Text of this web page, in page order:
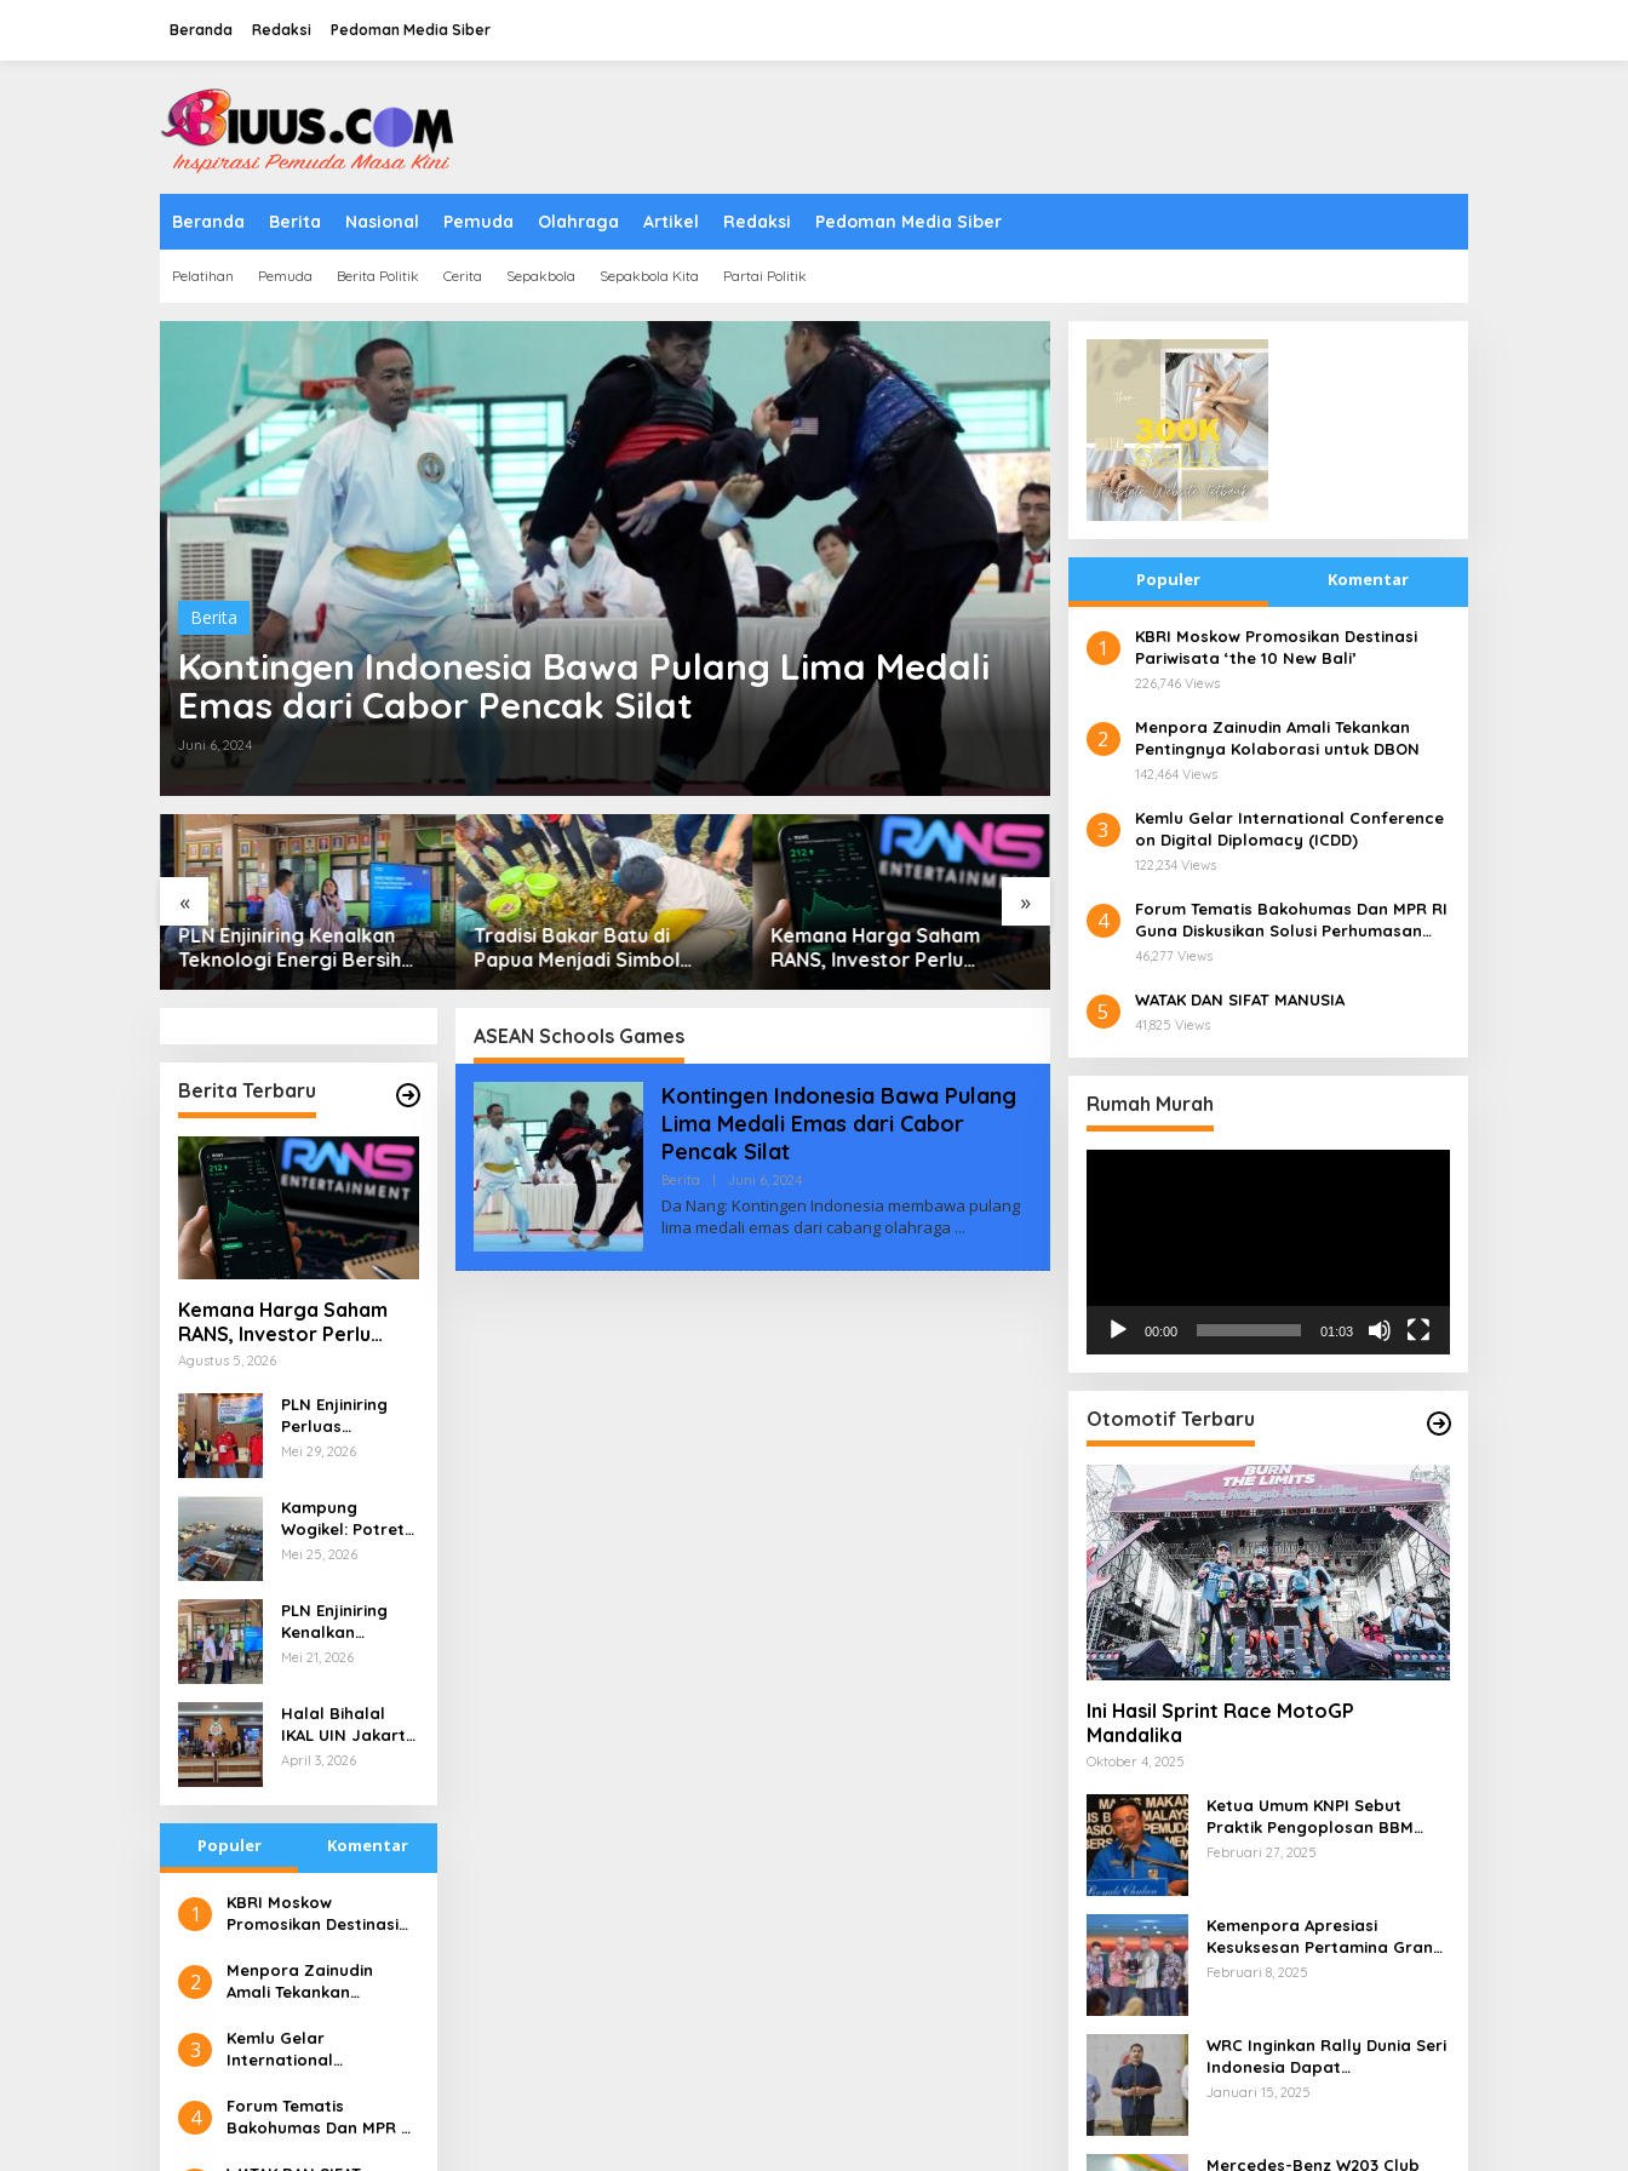
Beranda Redaksi Pedoman Media Siber
Beranda Berita Nasional Pemuda Olahraga Artikel Redaksi Pedoman Media Siber
Pelatihan Pemuda Berita Politik Cerita Sepakbola Sepakbola Kita Partai Politik
Berita
Kontingen Indonesia Bawa Pulang Lima Medali
Emas dari Cabor Pencak Silat
Juni 6, 2024
« »
PLN Enjiniring Kenalkan
Teknologi Energi Bersih
kepada Pelajar Jakarta
Tradisi Bakar Batu di
Papua Menjadi Simbol
Perdamaian
Kemana Harga Saham
RANS, Investor Perlu
Cermati Fundamental dan
PLN Enjiniring Perluas
Wawasan Siswa SMK
Perubahan Iklim
Kampung Wogikel: Potret
Berita Terbaru
Kemana Harga Saham
RANS, Investor Perlu
Cermati Fundamental
Spekulasi Berlebihan
Agustus 5, 2026
PLN Enjiniring
Perluas
Wawasan Siswa
Perubahan Iklim
Mei 29, 2026
Kampung
Wogikel: Potret
Kehidupan
yang Bertahan
di Tengah
Keterbatasan
Mei 25, 2026
PLN Enjiniring
Kenalkan
Teknologi Energi
Mei 21, 2026
Halal Bihalal
IKAL UIN Jakarta
NTB, Alumni UIN
April 3, 2026
Populer Komentar
1
​KBRI Moskow
Promosikan Destinasi
Bali’
2
​Menpora Zainudin
Amali Tekankan
untuk DBON
3
​Kemlu Gelar
International
Diplomacy (ICDD)
4
Forum Tematis
Bakohumas Dan MPR RI
ASEAN Schools Games
Kontingen Indonesia Bawa Pulang
Lima Medali Emas dari Cabor
Pencak Silat
Berita Juni 6, 2024Oleh
Indonesia
Da Nang: Kontingen Indonesia membawa pulang
lima medali emas dari cabang olahraga
Populer Komentar
1
​KBRI Moskow Promosikan Destinasi
Pariwisata ‘the 10 New Bali’
226,746 Views
2
​Menpora Zainudin Amali Tekankan
Pentingnya Kolaborasi untuk DBON
142,464 Views
3
​Kemlu Gelar International Conference
on Digital Diplomacy (ICDD)
122,234 Views
4
Forum Tematis Bakohumas Dan MPR RI
Guna Diskusikan Solusi Perhumasan
Juga Tuk Perkuat Lembaga Masing –
46,277 Views
5 WATAK DAN SIFAT MANUSIA
41,825 Views
Rumah Murah
00:00 01:03
Otomotif Terbaru
Ini Hasil Sprint Race MotoGP
Mandalika
Oktober 4, 2025
Ketua Umum KNPI Sebut
Praktik Pengoplosan BBM
Cederai Kepercayaan
Februari 27, 2025
Kemenpora Apresiasi
Kesuksesan Pertamina Grand
Prix of Indonesia 2024
Februari 8, 2025
WRC Inginkan Rally Dunia Seri
Indonesia Dapat
Terselenggara 2026
Januari 15, 2025
Mercedes-Benz W203 Club